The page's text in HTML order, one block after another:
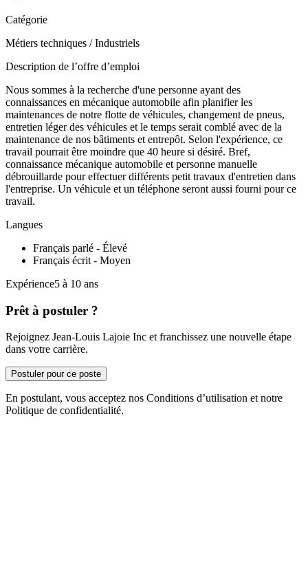
Catégorie
Métiers techniques / Industriels
Description de l’offre d’emploi
Nous sommes à la recherche d'une personne ayant des
connaissances en mécanique automobile afin planifier les
maintenances de notre flotte de véhicules, changement de pneus,
entretien léger des véhicules et le temps serait comblé avec de la
maintenance de nos bâtiments et entrepôt. Selon l'expérience, ce
travail pourrait être moindre que 40 heure si désiré. Bref,
connaissance mécanique automobile et personne manuelle
débrouillarde pour effectuer différents petit travaux d'entretien dans
l'entreprise. Un véhicule et un téléphone seront aussi fourni pour ce
travail.
Langues
Français parlé - Élevé
Français écrit - Moyen
Expérience5 à 10 ans
Prêt à postuler ?
Rejoignez Jean-Louis Lajoie Inc et franchissez une nouvelle étape
dans votre carrière.
Postuler pour ce poste
En postulant, vous acceptez nos Conditions d’utilisation et notre
Politique de confidentialité.